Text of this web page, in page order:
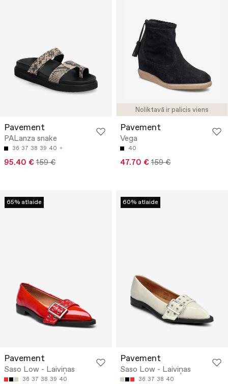
Pavement
PALanza snake
36 37 38 39 40
95.40 € 159 €
Noliktavā ir palicis viens
Pavement
Vega
40
47.70 € 159 €
65% atlaide
Pavement
Saso Low - Laiviņas
36 37 38 39 40
60% atlaide
Pavement
Saso Low - Laiviņas
36 37 38 40